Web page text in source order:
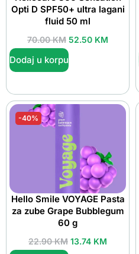
Opti D SPF50+ ultra lagani
fluid 50 ml
70.00KM 52.50 KM
Dodaj u korpu
-40%
Hello Smile VOYAGE Pasta
za zube Grape Bubblegum
60 g
22.90KM 13.74 KM